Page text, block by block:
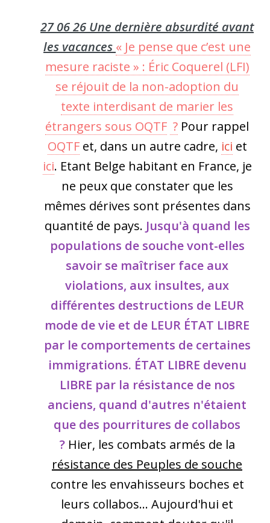
27 06 26 Une dernière absurdité avant
les vacances « Je pense que c’est une
mesure raciste » : Éric Coquerel (LFI)
se réjouit de la non-adoption du
texte interdisant de marier les
étrangers sous OQTF ? Pour rappel
OQTFet, dans un autre cadre, ici et
ici. Etant Belge habitant en France, je
ne peux que constater que les
mêmes dérives sont présentes dans
quantité de pays. Jusqu'à quand les
populations de souche vont-elles
savoir se maîtriser face aux
violations, aux insultes, aux
différentes destructions de LEUR
mode de vie et de LEUR ÉTAT LIBRE
par le comportements de certaines
immigrations. ÉTAT LIBRE devenu
LIBRE par la résistance de nos
anciens, quand d'autres n'étaient
que des pourritures de collabos
?Hier, les combats armés de la
résistance des Peuples de souche
contre les envahisseurs boches et
leurs collabos... Aujourd'hui et